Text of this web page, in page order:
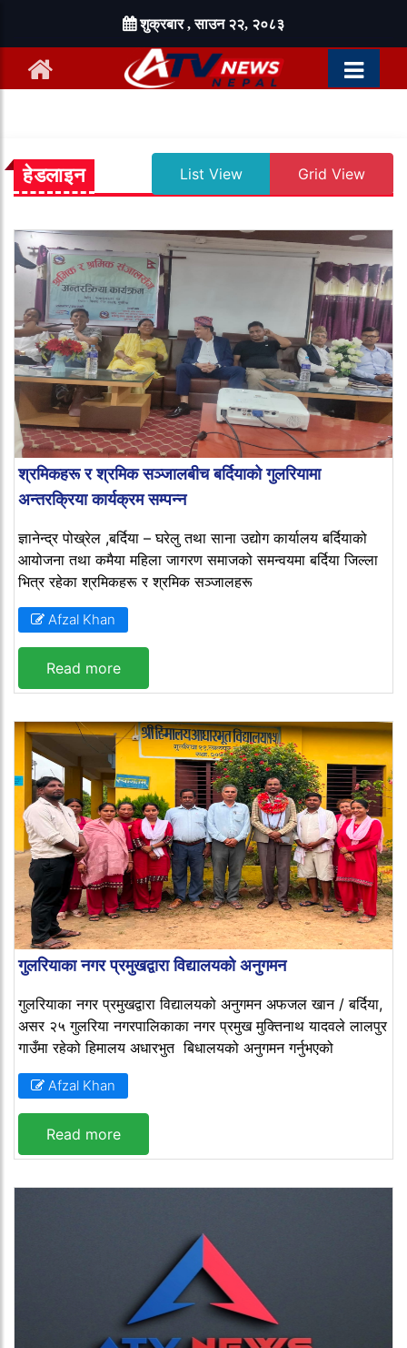
शुक्रबार , साउन २२, २०८३
हेडलाइन List View Grid View
श्रमिकहरू र श्रमिक सञ्जालबीच बर्दियाको गुलरियामा
अन्तरक्रिया कार्यक्रम सम्पन्न
ज्ञानेन्द्र पोख्रेल ,बर्दिया – घरेलु तथा साना उद्योग कार्यालय बर्दियाको
आयोजना तथा कमैया महिला जागरण समाजको समन्वयमा बर्दिया जिल्ला
भित्र रहेका श्रमिकहरू र श्रमिक सञ्जालहरू
Afzal Khan
Read more
गुलरियाका नगर प्रमुखद्वारा विद्यालयको अनुगमन
गुलरियाका नगर प्रमुखद्वारा विद्यालयको अनुगमन अफजल खान / बर्दिया,
असर २५ गुलरिया नगरपालिकाका नगर प्रमुख मुक्तिनाथ यादवले लालपुर
गाउँमा रहेको हिमालय अधारभुत बिधालयको अनुगमन गर्नुभएको
Afzal Khan
Read more